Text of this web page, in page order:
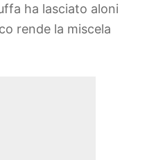
ha lasciato aloni
rende la miscela